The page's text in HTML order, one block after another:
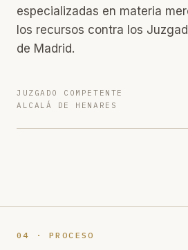
especializadas en materia
los recursos contra los
de Madrid.
JUZGADO COMPETENTE
ALCALÁ DE HENARES
04 · PROCESO